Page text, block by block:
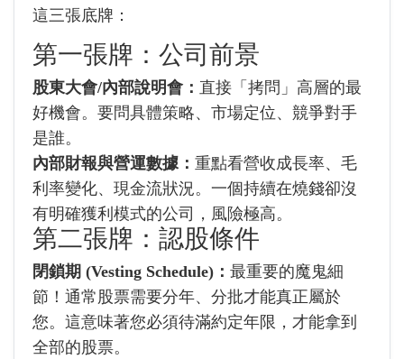
這三張底牌：
第一張牌：公司前景
股東大會/內部說明會： 直接「拷問」高層的最
好機會。要問具體策略、市場定位、競爭對手
是誰。
內部財報與營運數據： 重點看營收成長率、毛
利率變化、現金流狀況。一個持續在燒錢卻沒
有明確獲利模式的公司，風險極高。
第二張牌：認股條件
閉鎖期 (Vesting Schedule)： 最重要的魔鬼細
節！通常股票需要分年、分批才能真正屬於
您。這意味著您必須待滿約定年限，才能拿到
全部的股票。